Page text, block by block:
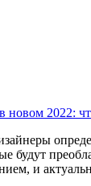
новом 2022:
будут
и